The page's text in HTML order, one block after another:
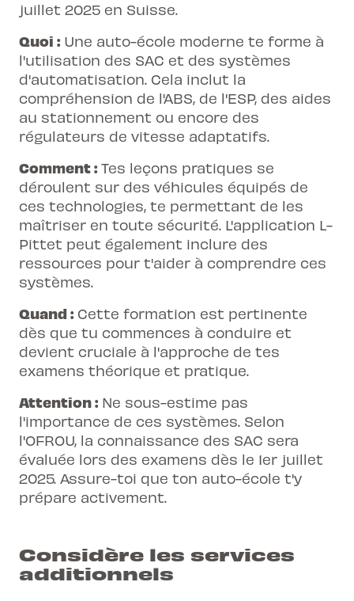
juillet 2025 en Suisse.
Quoi : Une auto-école moderne te forme à
l'utilisation des SAC et des systèmes
d'automatisation. Cela inclut la
compréhension de l'ABS, de l'ESP, des aides
au stationnement ou encore des
régulateurs de vitesse adaptatifs.
Comment : Tes leçons pratiques se
déroulent sur des véhicules équipés de
ces technologies, te permettant de les
maîtriser en toute sécurité. L'application L-
Pittet peut également inclure des
ressources pour t'aider à comprendre ces
systèmes.
Quand : Cette formation est pertinente
dès que tu commences à conduire et
devient cruciale à l'approche de tes
examens théorique et pratique.
Attention : Ne sous-estime pas
l'importance de ces systèmes. Selon
l'OFROU, la connaissance des SAC sera
évaluée lors des examens dès le 1er juillet
2025. Assure-toi que ton auto-école t'y
prépare activement.
Considère les services
additionnels